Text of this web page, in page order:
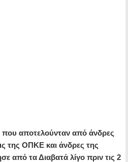
αποτελούνταν από άνδρες
της ΟΠΚΕ και άνδρες της
από τα Διαβατά λίγο πριν τις 2